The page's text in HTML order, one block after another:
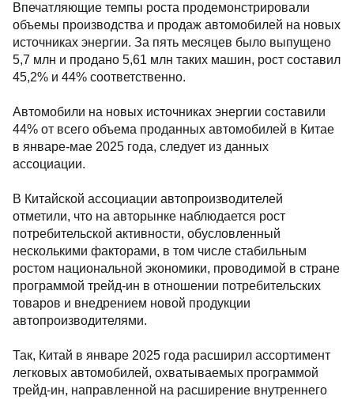
Впечатляющие темпы роста продемонстрировали
объемы производства и продаж автомобилей на новых
источниках энергии. За пять месяцев было выпущено
5,7 млн и продано 5,61 млн таких машин, рост составил
45,2% и 44% соответственно.
Автомобили на новых источниках энергии составили
44% от всего объема проданных автомобилей в Китае
в январе-мае 2025 года, следует из данных
ассоциации.
В Китайской ассоциации автопроизводителей
отметили, что на авторынке наблюдается рост
потребительской активности, обусловленный
несколькими факторами, в том числе стабильным
ростом национальной экономики, проводимой в стране
программой трейд-ин в отношении потребительских
товаров и внедрением новой продукции
автопроизводителями.
Так, Китай в январе 2025 года расширил ассортимент
легковых автомобилей, охватываемых программой
трейд-ин, направленной на расширение внутреннего